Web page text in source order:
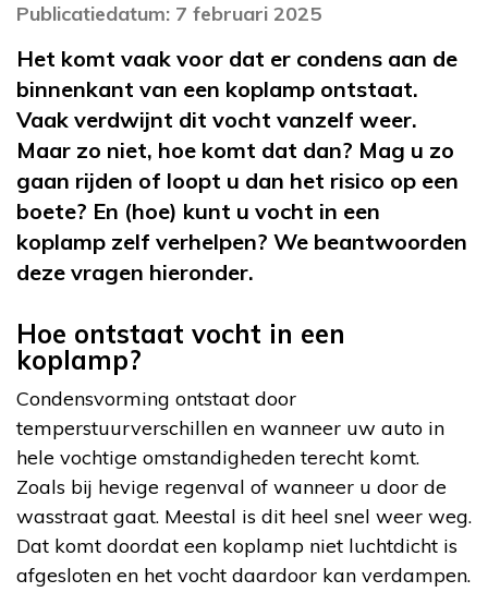
Publicatiedatum: 7 februari 2025
Het komt vaak voor dat er condens aan de
binnenkant van een koplamp ontstaat.
Vaak verdwijnt dit vocht vanzelf weer.
Maar zo niet, hoe komt dat dan? Mag u zo
gaan rijden of loopt u dan het risico op een
boete? En (hoe) kunt u vocht in een
koplamp zelf verhelpen? We beantwoorden
deze vragen hieronder.
Hoe ontstaat vocht in een
koplamp?
Condensvorming ontstaat door
temperstuurverschillen en wanneer uw auto in
hele vochtige omstandigheden terecht komt.
Zoals bij hevige regenval of wanneer u door de
wasstraat gaat. Meestal is dit heel snel weer weg.
Dat komt doordat een koplamp niet luchtdicht is
afgesloten en het vocht daardoor kan verdampen.